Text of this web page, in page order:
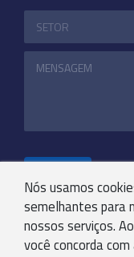
Nós usamos
semelhantes para
nossos serviços.
você concorda
+55 31 3244-